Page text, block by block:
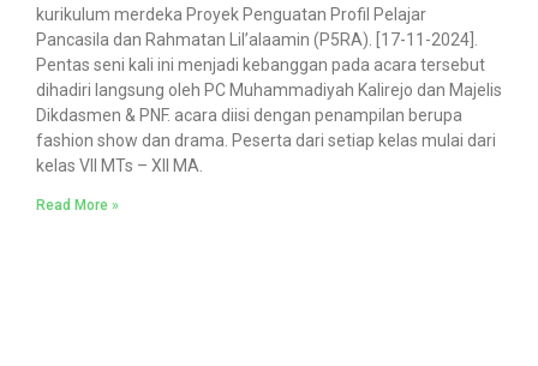
kurikulum merdeka Proyek Penguatan Profil Pelajar
Pancasila dan Rahmatan Lil’alaamin (P5RA). [17-11-2024].
Pentas seni kali ini menjadi kebanggan pada acara tersebut
dihadiri langsung oleh PC Muhammadiyah Kalirejo dan Majelis
Dikdasmen & PNF. acara diisi dengan penampilan berupa
fashion show dan drama. Peserta dari setiap kelas mulai dari
kelas VII MTs – XII MA.
Read More »